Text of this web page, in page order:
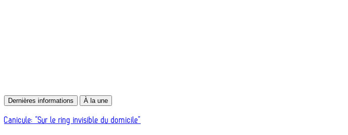
Dernières informations À la une
Canicule: “Sur le ring invisible du domicile”